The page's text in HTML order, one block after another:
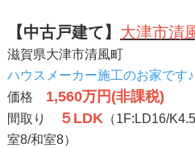
【中古戸建て】 大津市清
滋賀県大津市清風町
ハウスメーカー施工のお家です♪
価格 1,560万円(非課税)
間取り ５LDK （1F:LD16/
室8/和室8）